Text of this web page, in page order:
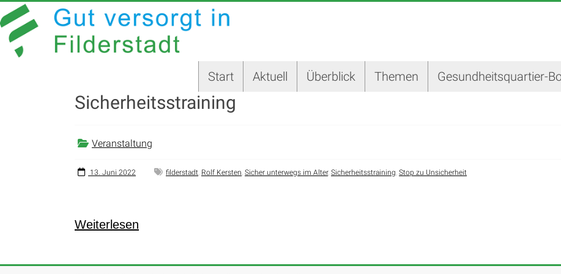
Zum
Inhalt
springen
GUT
VERSORGT
FILDERSTADT
Start Aktuell Überblick Themen Gesundheitsquartier-
Sicherheitsstraining
Veranstaltung
13. Juni 2022 filderstadt, Rolf Kersten, Sicher unterwegs im Alter, Sicherheitsstraining, Stop zu Unsicherheit
Weiterlesen